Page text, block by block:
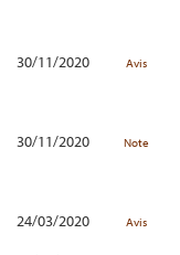
30/11/2020
Avis
30/11/2020
Note
24/03/2020
Avis